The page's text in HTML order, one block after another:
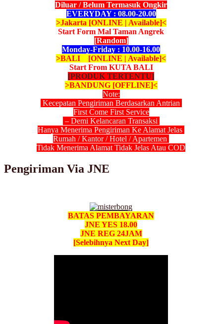
Diluar / Belum Termasuk Ongkir
EVERYDAY : 08.00-20.00
>Jakarta [ONLINE | Available]<
Start Form Mal Taman Angrek
[Random]
Monday-Friday : 10.00-16.00
>BALI [ONLINE | Available]<
Start From KUTA BALI
[PRODUK TERTENTU]
>BANDUNG [OFFLINE]<
Note:
Kecepatan Pengiriman Berdasarkan Antrian
First Come First Service
– Demi Kelancaran Transaksi
Hanya Menerima Pengiriman Ke Alamat Jelas
Rumah / Kantor / Hotel / Apartemen
Tidak Menerima Alamat Tidak Jelas Atau COD
Pengiriman Via JNE
BATAS PEMBAYARAN
JNE YES 18.00
JNE REG 24JAM
[Selebihnya Next Day]